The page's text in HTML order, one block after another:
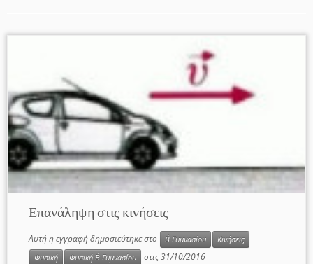
Επανάληψη στις κινήσεις
Αυτή η εγγραφή δημοσιεύτηκε στο Β΄ Γυμνασίου
Κινήσεις
Φυσική
Φυσική Β΄ Γυμνασίου στις31/10/2016